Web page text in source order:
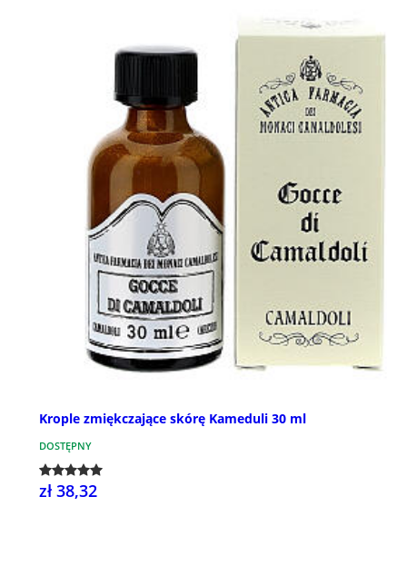
Krople zmiękczające skórę Kameduli 30 ml
DOSTĘPNY
zł 38,32